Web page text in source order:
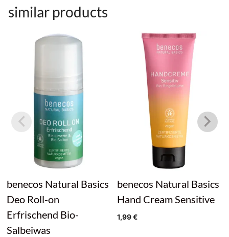
similar products
benecos Natural Basics
Deo Roll-on
Erfrischend Bio-
Salbeiwas
benecos Natural Basics
Hand Cream Sensitive
1,99€